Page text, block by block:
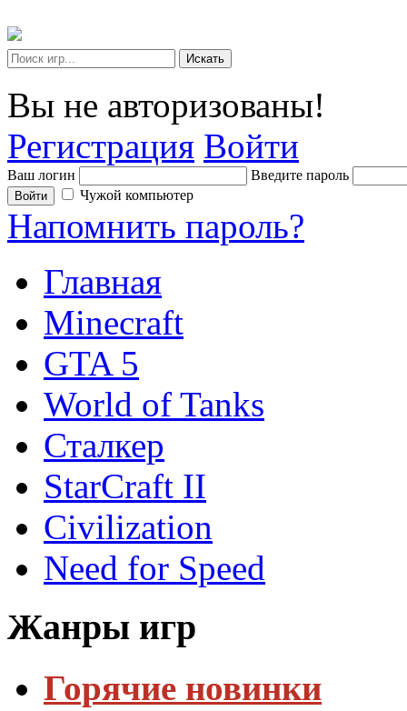
Искать
Вы не авторизованы!
Регистрация Войти
Ваш логин Введите пароль
Войти Чужой компьютер
Напомнить пароль?
Главная
Minecraft
GTA 5
World of Tanks
Сталкер
StarCraft II
Civilization
Need for Speed
Жанры игр
Горячие новинки